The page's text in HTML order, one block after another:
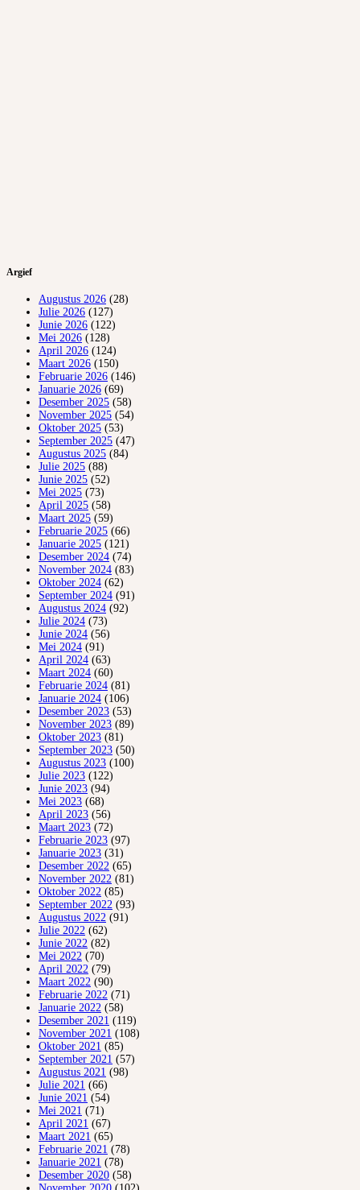
Argief
Augustus 2026 (28)
Julie 2026 (127)
Junie 2026 (122)
Mei 2026 (128)
April 2026 (124)
Maart 2026 (150)
Februarie 2026 (146)
Januarie 2026 (69)
Desember 2025 (58)
November 2025 (54)
Oktober 2025 (53)
September 2025 (47)
Augustus 2025 (84)
Julie 2025 (88)
Junie 2025 (52)
Mei 2025 (73)
April 2025 (58)
Maart 2025 (59)
Februarie 2025 (66)
Januarie 2025 (121)
Desember 2024 (74)
November 2024 (83)
Oktober 2024 (62)
September 2024 (91)
Augustus 2024 (92)
Julie 2024 (73)
Junie 2024 (56)
Mei 2024 (91)
April 2024 (63)
Maart 2024 (60)
Februarie 2024 (81)
Januarie 2024 (106)
Desember 2023 (53)
November 2023 (89)
Oktober 2023 (81)
September 2023 (50)
Augustus 2023 (100)
Julie 2023 (122)
Junie 2023 (94)
Mei 2023 (68)
April 2023 (56)
Maart 2023 (72)
Februarie 2023 (97)
Januarie 2023 (31)
Desember 2022 (65)
November 2022 (81)
Oktober 2022 (85)
September 2022 (93)
Augustus 2022 (91)
Julie 2022 (62)
Junie 2022 (82)
Mei 2022 (70)
April 2022 (79)
Maart 2022 (90)
Februarie 2022 (71)
Januarie 2022 (58)
Desember 2021 (119)
November 2021 (108)
Oktober 2021 (85)
September 2021 (57)
Augustus 2021 (98)
Julie 2021 (66)
Junie 2021 (54)
Mei 2021 (71)
April 2021 (67)
Maart 2021 (65)
Februarie 2021 (78)
Januarie 2021 (78)
Desember 2020 (58)